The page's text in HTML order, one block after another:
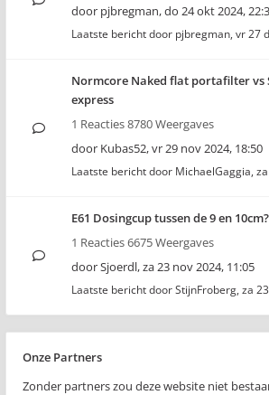
door pjbregman,do 24 okt 2024,
Laatste bericht door pjbregman, vr 27
Normcore Naked flat portafilter vs
express
1 Reacties 8780 Weergaves
door Kubas52,vr 29 nov 2024, 18:50
Laatste bericht door MichaelGaggia,
E61 Dosingcup tussen de 9 en 10cm?
1 Reacties 6675 Weergaves
doorSjoerdl,za 23 nov 2024, 11:05
Laatste bericht doorStijnFroberg, za
Onze Partners
Zonder partners zou deze website niet